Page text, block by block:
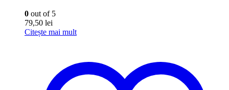
0 out of 5
79,50 lei
Citește mai mult